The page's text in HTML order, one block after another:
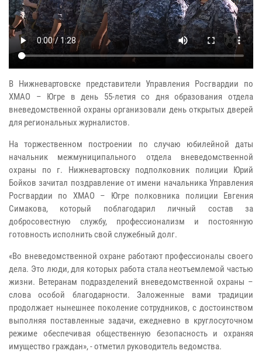
В Нижневартовске представители Управления Росгвардии по
ХМАО – Югре в день 55-летия со дня образования отдела
вневедомственной охраны организовали день открытых дверей
для региональных журналистов.
На торжественном построении по случаю юбилейной даты
начальник межмуниципального отдела вневедомственной
охраны по г. Нижневартовску подполковник полиции Юрий
Бойков зачитал поздравление от имени начальника Управления
Росгвардии по ХМАО – Югре полковника полиции Евгения
Симакова, который поблагодарил личный состав за
добросовестную службу, профессионализм и постоянную
готовность исполнить свой служебный долг.
«Во вневедомственной охране работают профессионалы своего
дела. Это люди, для которых работа стала неотъемлемой частью
жизни. Ветеранам подразделений вневедомственной охраны –
слова особой благодарности. Заложенные вами традиции
продолжает нынешнее поколение сотрудников, с достоинством
выполняя поставленные задачи, ежедневно в круглосуточном
режиме обеспечивая общественную безопасность и охраняя
имущество граждан», - отметил руководитель ведомства.